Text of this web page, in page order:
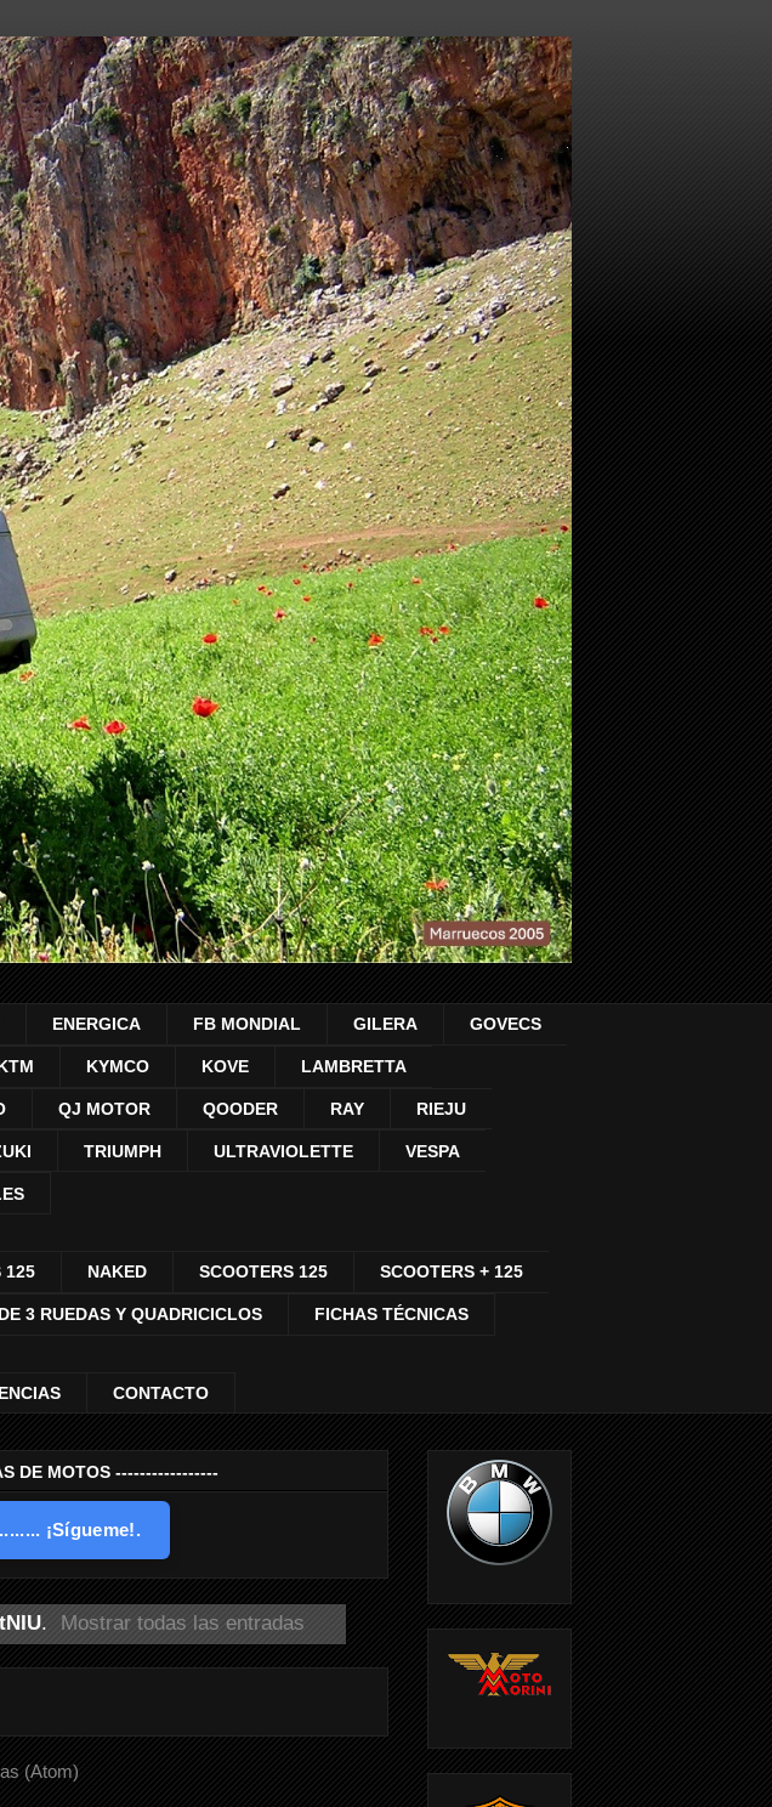
ENERGICA FB MONDIAL GILERA GOVECS
KYMCO KOVE LAMBRETTA
QJ MOTOR QOODER RAY RIEJU
TRIUMPH ULTRAVIOLETTE VESPA
125 NAKED SCOOTERS 125 SCOOTERS + 125
3 RUEDAS Y QUADRICICLOS FICHAS TÉCNICAS
CONTACTO
DE MOTOS -----------------
¡Sígueme!.
. Mostrar todas las entradas
(Atom)